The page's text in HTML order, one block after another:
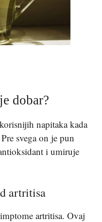
dobar?
napitaka kada
svega on je pun
i umiruje
artritisa
artritisa. Ovaj